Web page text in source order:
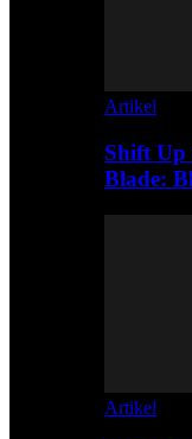
Artikel
Shift Up
Blade:
Artikel